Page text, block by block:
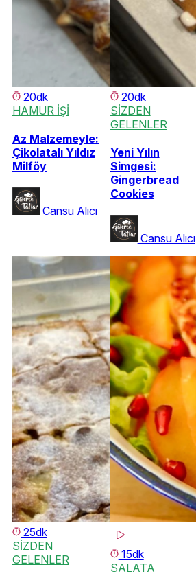
20dk
HAMUR İŞİ
Az Malzemeyle:
Çikolatalı Yıldız
Milföy
Cansu Alıcı
20dk
SİZDEN
GELENLER
Yeni Yılın
Simgesi:
Gingerbread
Cookies
Cansu Alıcı
25dk
SİZDEN
GELENLER
15dk
SALATA